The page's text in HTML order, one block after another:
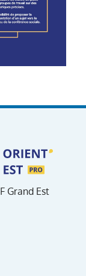
Grand Est